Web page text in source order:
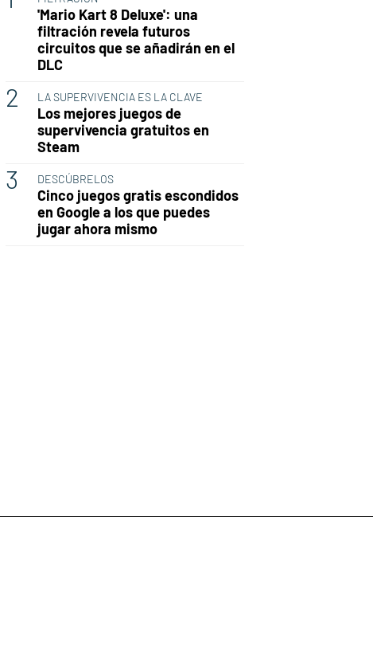
'Mario Kart 8 Deluxe': una
filtración revela futuros
circuitos que se añadirán en el
DLC
LA SUPERVIVENCIA ES LA CLAVE
Los mejores juegos de
supervivencia gratuitos en
Steam
DESCÚBRELOS
Cinco juegos gratis escondidos
en Google a los que puedes
jugar ahora mismo